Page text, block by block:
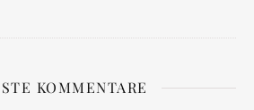
KOMMENTARE